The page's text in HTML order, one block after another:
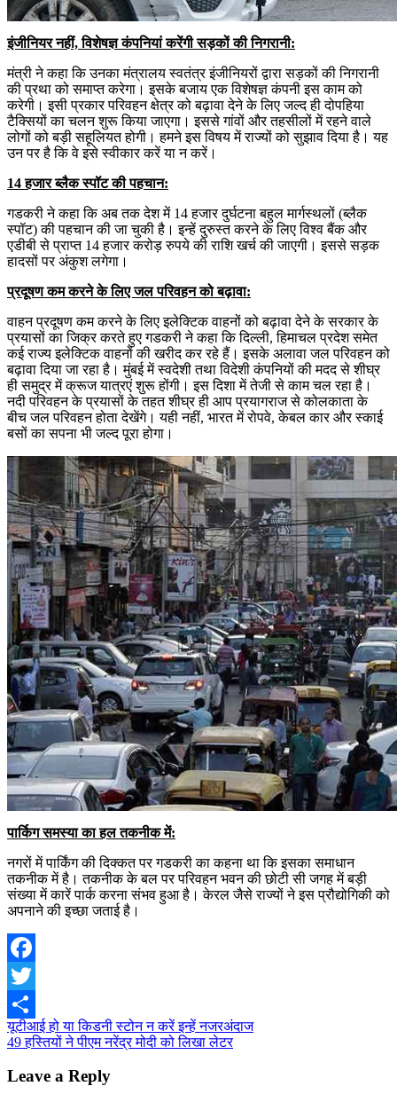
इंजीनियर नहीं, विशेषज्ञ कंपनियां करेंगी सड़कों की निगरानी:
मंत्री ने कहा कि उनका मंत्रालय स्वतंत्र इंजीनियरों द्वारा सड़कों की निगरानी
की प्रथा को समाप्त करेगा। इसके बजाय एक विशेषज्ञ कंपनी इस काम को
करेगी। इसी प्रकार परिवहन क्षेत्र को बढ़ावा देने के लिए जल्द ही दोपहिया
टैक्सियों का चलन शुरू किया जाएगा। इससे गांवों और तहसीलों में रहने वाले
लोगों को बड़ी सहूलियत होगी। हमने इस विषय में राज्यों को सुझाव दिया है। यह
उन पर है कि वे इसे स्वीकार करें या न करें।
14 हजार ब्लैक स्पॉट की पहचान:
गडकरी ने कहा कि अब तक देश में 14 हजार दुर्घटना बहुल मार्गस्थलों (ब्लैक
स्पॉट) की पहचान की जा चुकी है। इन्हें दुरुस्त करने के लिए विश्व बैंक और
एडीबी से प्राप्त 14 हजार करोड़ रुपये की राशि खर्च की जाएगी। इससे सड़क
हादसों पर अंकुश लगेगा।
प्रदूषण कम करने के लिए जल परिवहन को बढ़ावा:
वाहन प्रदूषण कम करने के लिए इलेक्टिक वाहनों को बढ़ावा देने के सरकार के
प्रयासों का जिक्र करते हुए गडकरी ने कहा कि दिल्ली, हिमाचल प्रदेश समेत
कई राज्य इलेक्टिक वाहनों की खरीद कर रहे हैं। इसके अलावा जल परिवहन को
बढ़ावा दिया जा रहा है। मुंबई में स्वदेशी तथा विदेशी कंपनियों की मदद से शीघ्र
ही समुद्र में क्रूज यात्रएं शुरू होंगी। इस दिशा में तेजी से काम चल रहा है।
नदी परिवहन के प्रयासों के तहत शीघ्र ही आप प्रयागराज से कोलकाता के
बीच जल परिवहन होता देखेंगे। यही नहीं, भारत में रोपवे, केबल कार और स्काई
बसों का सपना भी जल्द पूरा होगा।
पार्किग समस्या का हल तकनीक में:
नगरों में पार्किंग की दिक्कत पर गडकरी का कहना था कि इसका समाधान
तकनीक में है। तकनीक के बल पर परिवहन भवन की छोटी सी जगह में बड़ी
संख्या में कारें पार्क करना संभव हुआ है। केरल जैसे राज्यों ने इस प्रौद्योगिकी को
अपनाने की इच्छा जताई है।
Facebook
Twitter
Share
Post
navigation
यूटीआई हो या किडनी स्टोन न करें इन्हें नजरअंदाज
49 हस्तियों ने पीएम नरेंद्र मोदी को लिखा लेटर
Leave a Reply